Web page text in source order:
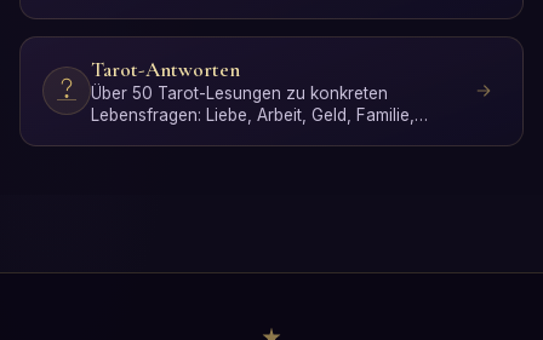
Tarot-Antworten
Über 50 Tarot-Lesungen zu konkreten
Lebensfragen: Liebe, Arbeit, Geld, Familie,